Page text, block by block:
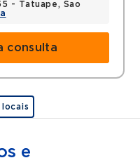
- Tatuape, Sao
consulta
locais
e